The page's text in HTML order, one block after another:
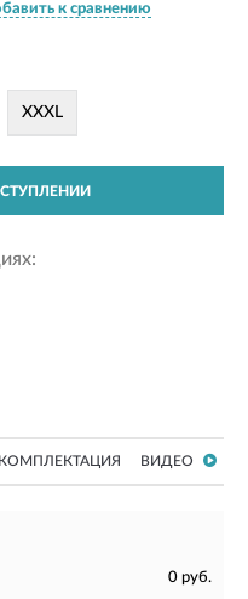
к сравнению
XXXL
КОМПЛЕКТАЦИЯ ВИДЕО
0 руб.